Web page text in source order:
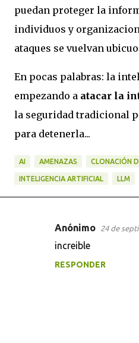
puedan proteger la
individuos y
ataques se vuelvan
En pocas palabras: la
empezando a atacar la
la seguridad tradicional
para detenerla...
AI AMENAZAS CLONACIÓN
INTELIGENCIA ARTIFICIAL LLM
Anónimo 24 de
increible
RESPONDER